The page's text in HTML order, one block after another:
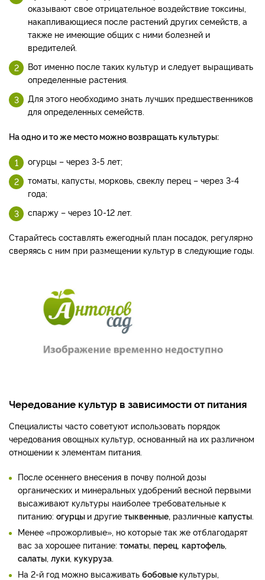
оказывают свое отрицательное воздействие токсины,
накапливающиеся после растений других семейств, а
также не имеющие общих с ними болезней и
вредителей.
Вот именно после таких культур и следует выращивать
определенные растения.
Для этого необходимо знать лучших предшественников
для определенных семейств.
На одно и то же место можно возвращать культуры:
огурцы – через 3-5 лет;
томаты, капусты, морковь, свеклу перец – через 3-4
года;
спаржу – через 10-12 лет.
Старайтесь составлять ежегодный план посадок, регулярно
сверяясь с ним при размещении культур в следующие годы.
Чередование культур в зависимости от питания
Специалисты часто советуют использовать порядок
чередования овощных культур, основанный на их различном
отношении к элементам питания.
После осеннего внесения в почву полной дозы
органических и минеральных удобрений весной первыми
высаживают культуры наиболее требовательные к
питанию: огурцы и другие тыквенные, различные капусты
Менее «прожорливые», но которые так же отблагодарят
вас за хорошее питание: томаты перец картофель
салаты луки кукуруза
На 2-й год можно высаживать бобовые культуры,